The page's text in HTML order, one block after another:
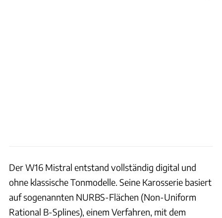
Der W16 Mistral entstand vollständig digital und
ohne klassische Tonmodelle. Seine Karosserie basiert
auf sogenannten NURBS-Flächen (Non-Uniform
Rational B-Splines), einem Verfahren, mit dem